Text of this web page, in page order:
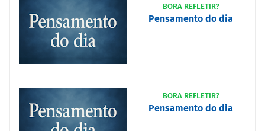
BORA REFLETIR?
Pensamento do dia
BORA REFLETIR?
Pensamento do dia